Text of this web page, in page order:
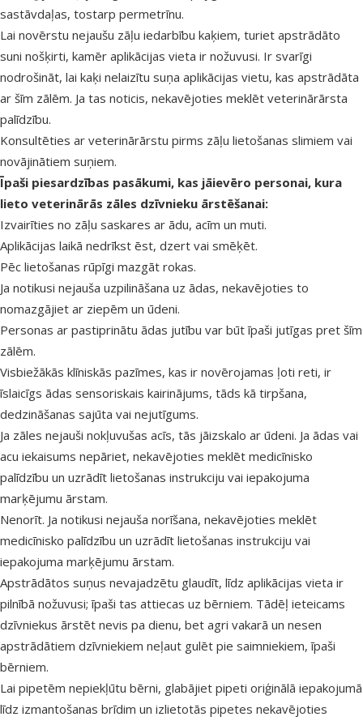
sastāvdaļas, tostarp permetrīnu.
Lai novērstu nejaušu zāļu iedarbību kaķiem, turiet apstrādāto
suni nošķirti, kamēr aplikācijas vieta ir nožuvusi. Ir svarīgi
nodrošināt, lai kaķi nelaizītu suņa aplikācijas vietu, kas apstrādāta
ar šīm zālēm. Ja tas noticis, nekavējoties meklēt veterinārārsta
palīdzību.
Konsultēties ar veterinārārstu pirms zāļu lietošanas slimiem vai
novājinātiem suņiem.
Īpaši piesardzības pasākumi, kas jāievēro personai, kura
lieto veterinārās zāles dzīvnieku ārstēšanai:
Izvairīties no zāļu saskares ar ādu, acīm un muti.
Aplikācijas laikā nedrīkst ēst, dzert vai smēķēt.
Pēc lietošanas rūpīgi mazgāt rokas.
Ja notikusi nejauša uzpilināšana uz ādas, nekavējoties to
nomazgājiet ar ziepēm un ūdeni.
Personas ar pastiprinātu ādas jutību var būt īpaši jutīgas pret šīm
zālēm.
Visbiežākās klīniskās pazīmes, kas ir novērojamas ļoti reti, ir
īslaicīgs ādas sensoriskais kairinājums, tāds kā tirpšana,
dedzināšanas sajūta vai nejutīgums.
Ja zāles nejauši nokļuvušas acīs, tās jāizskalo ar ūdeni. Ja ādas vai
acu iekaisums nepāriet, nekavējoties meklēt medicīnisko
palīdzību un uzrādīt lietošanas instrukciju vai iepakojuma
marķējumu ārstam.
Nenorīt. Ja notikusi nejauša norīšana, nekavējoties meklēt
medicīnisko palīdzību un uzrādīt lietošanas instrukciju vai
iepakojuma marķējumu ārstam.
Apstrādātos suņus nevajadzētu glaudīt, līdz aplikācijas vieta ir
pilnībā nožuvusi; īpaši tas attiecas uz bērniem. Tādēļ ieteicams
dzīvniekus ārstēt nevis pa dienu, bet agri vakarā un nesen
apstrādātiem dzīvniekiem neļaut gulēt pie saimniekiem, īpaši
bērniem.
Lai pipetēm nepiekļūtu bērni, glabājiet pipeti oriģinālā iepakojumā
līdz izmantošanas brīdim un izlietotās pipetes nekavējoties